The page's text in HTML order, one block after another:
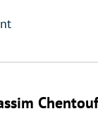
Chentouf